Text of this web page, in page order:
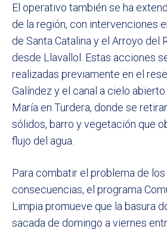
El operativo también se ha
de la región, con intervenciones
de Santa Catalina y el Arroyo del
desde Llavallol. Estas acciones
realizadas previamente en el
Galíndez y el canal a cielo
María en Turdera, donde se
sólidos, barro y vegetación que
flujo del agua.
Para combatir el problema de
consecuencias, el programa
Limpia promueve que la basura
sacada de domingo a viernes